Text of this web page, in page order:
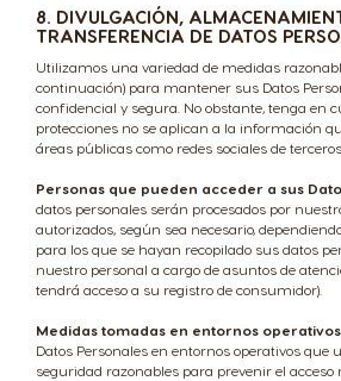
8. DIVULGACIÓN,
TRANSFERENCIA DE DATOS
Utilizamos una variedad de medidas
continuación) para mantener sus Datos
confidencial y segura. No obstante, tenga en
protecciones no se aplican a la información
áreas públicas como redes sociales de terceros.
Personas que pueden acceder a sus
datos personales serán procesados por
autorizados, según sea necesario,
para los que se hayan recopilado sus datos
nuestro personal a cargo de asuntos de
tendrá acceso a su registro de consumidor).
Medidas tomadas en entornos
Datos Personales en entornos operativos que
seguridad razonables para prevenir el acceso
Italy
Italian
Kazakhstan
Kazakh
Korea
Korean
Lithuania
Lithuanian